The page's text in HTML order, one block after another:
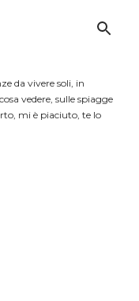
da vivere soli, in
vedere, sulle spiagge
mi è piaciuto, te lo